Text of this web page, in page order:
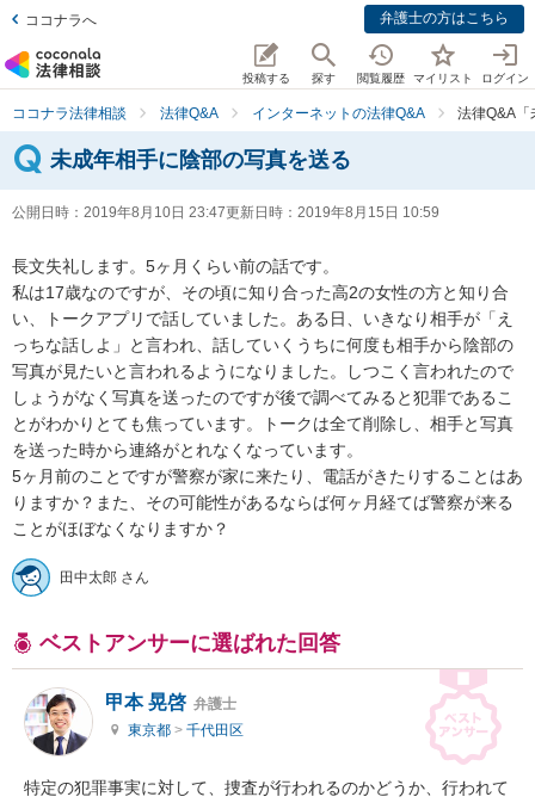
ココナラへ 弁護士の方はこちら
投稿する 探す 閲覧履歴 マイリスト ログイン
ココナラ法律相談 法律Q&A インターネットの法律Q&A 法律Q&A「
未成年相手に陰部の写真を送る
公開日時： 2019年8月10日 23:47更新日時： 2019年8月15日 10:59
長文失礼します。5ヶ月くらい前の話です。
私は17歳なのですが、その頃に知り合った高2の女性の方と知り合
い、トークアプリで話していました。ある日、いきなり相手が「え
っちな話しよ」と言われ、話していくうちに何度も相手から陰部の
写真が見たいと言われるようになりました。しつこく言われたので
しょうがなく写真を送ったのですが後で調べてみると犯罪であるこ
とがわかりとても焦っています。トークは全て削除し、相手と写真
を送った時から連絡がとれなくなっています。
5ヶ月前のことですが警察が家に来たり、電話がきたりすることはあ
りますか？また、その可能性があるならば何ヶ月経てば警察が来る
ことがほぼなくなりますか？
田中太郎 さん
ベストアンサーに選ばれた回答
甲本 晃啓 弁護士
東京都 > 千代田区
特定の犯罪事実に対して、捜査が行われるのかどうか、行われて